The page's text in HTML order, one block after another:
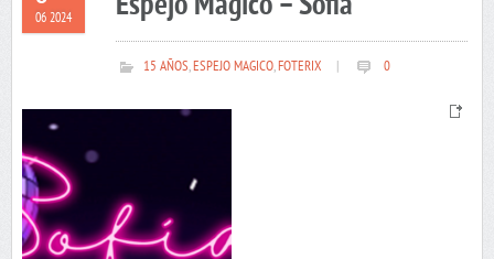
06 2024
15 AÑOS,ESPEJO MAGICO,FOTERIX 0